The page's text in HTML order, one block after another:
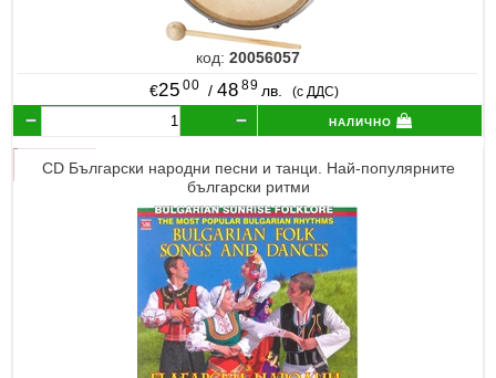
код: 20056057
€25 00 / 48 89 лв. (с ДДС)
налично
CD Български народни песни и танци. Най-популярните
български ритми